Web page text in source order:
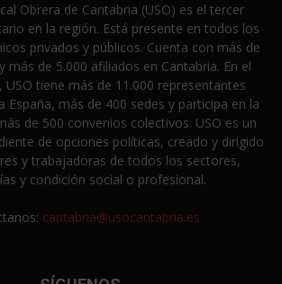
Obrera de Cantabria (USO) es el tercer
en la región. Está presente en todos los
privados y públicos. Cuenta con más de
más de 5.000 afiliados en Cantabria. En el
tiene más de 11.000 representantes
España, más de 400 sedes y participa en la
de 500 convenios colectivos. USO es un
de opciones políticas, creado y dirigido
y trabajadoras de todos los sectores,
y condición social o profesional.
cantabria@usocantabria.es